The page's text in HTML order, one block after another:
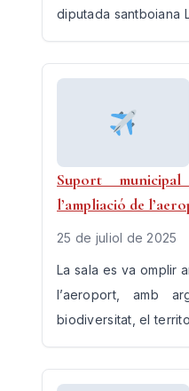
diputada santboiana
Suport
l’ampliació de
25 de juliol de 2025
La sala es va omplir
l’aeroport, amb
biodiversitat, el